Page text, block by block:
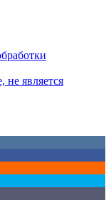
не является